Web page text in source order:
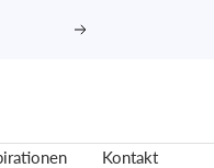
Weiter
Kontakt